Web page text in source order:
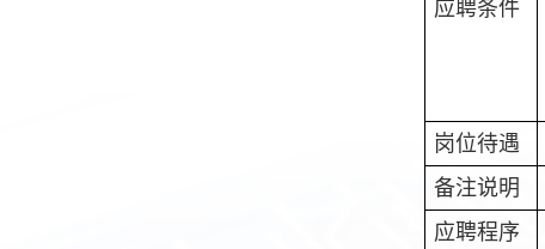
应聘条件
岗位待遇
备注说明
应聘程序